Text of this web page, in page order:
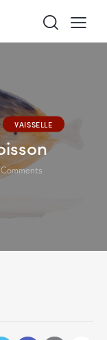
VAISSELLE
Comments